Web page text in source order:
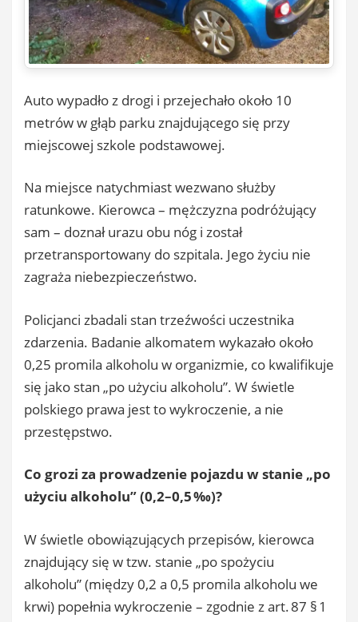
Auto wypadło z drogi i przejechało około 10
metrów w głąb parku znajdującego się przy
miejscowej szkole podstawowej.
Na miejsce natychmiast wezwano służby
ratunkowe. Kierowca – mężczyzna podróżujący
sam – doznał urazu obu nóg i został
przetransportowany do szpitala. Jego życiu nie
zagraża niebezpieczeństwo.
Policjanci zbadali stan trzeźwości uczestnika
zdarzenia. Badanie alkomatem wykazało około
0,25 promila alkoholu w organizmie, co kwalifikuje
się jako stan „po użyciu alkoholu”. W świetle
polskiego prawa jest to wykroczenie, a nie
przestępstwo.
Co grozi za prowadzenie pojazdu w stanie „po
użyciu alkoholu” (0,2–0,5 ‰)?
W świetle obowiązujących przepisów, kierowca
znajdujący się w tzw. stanie „po spożyciu
alkoholu” (między 0,2 a 0,5 promila alkoholu we
krwi) popełnia wykroczenie – zgodnie z art. 87 § 1